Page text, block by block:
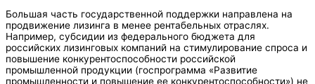
Большая часть государственной поддержки направлена на
продвижение лизинга в менее рентабельных отраслях.
Например, субсидии из федерального бюджета для
российских лизинговых компаний на стимулирование спроса и
повышение конкурентоспособности российской
промышленной продукции (госпрограмма «Развитие
промышленности и повышение ее конкурентоспособности») не